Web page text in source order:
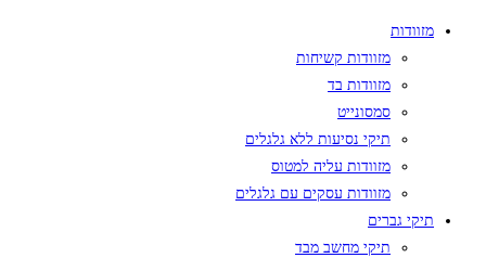
מזוודות
מזוודות קשיחות
מזוודות בד
סמסונייט
תיקי נסיעות ללא גלגלים
מזוודות עליה למטוס
מזוודות עסקים עם גלגלים
תיקי גברים
תיקי מחשב מבד